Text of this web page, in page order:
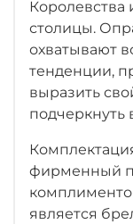
Королевства
столицы.
охватывают
тенденции,
выразить
подчеркнуть
фирменный
является